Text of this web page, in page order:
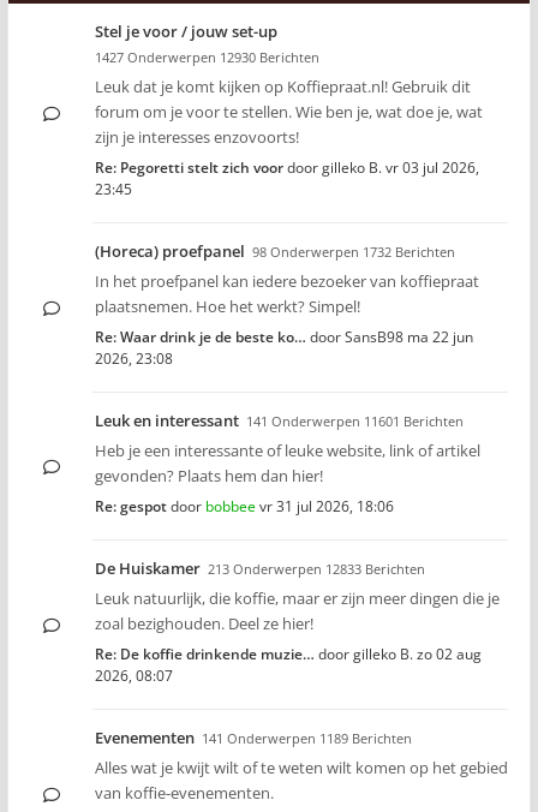
Stel je voor / jouw set-up
1427 Onderwerpen 12930 Berichten
Leuk dat je komt kijken op Koffiepraat.nl! Gebruik dit
forum om je voor te stellen. Wie ben je, wat doe je, wat
zijn je interesses enzovoorts!
Re: Pegoretti stelt zich voordoorgilleko B.vr 03 jul 2026,
23:45
(Horeca) proefpanel 98 Onderwerpen 1732 Berichten
In het proefpanel kan iedere bezoeker van koffiepraat
plaatsnemen. Hoe het werkt? Simpel!
Re: Waar drink je de beste ko… doorSansB98 ma 22 jun
2026, 23:08
Leuk en interessant 141 Onderwerpen 11601 Berichten
Heb je een interessante of leuke website, link of artikel
gevonden? Plaats hem dan hier!
Re: gespotdoor bobbeevr 31 jul 2026, 18:06
De Huiskamer 213 Onderwerpen 12833 Berichten
Leuk natuurlijk, die koffie, maar er zijn meer dingen die je
zoal bezighouden. Deel ze hier!
Re: De koffie drinkende muzie… doorgilleko B.zo 02 aug
2026, 08:07
Evenementen 141 Onderwerpen 1189 Berichten
Alles wat je kwijt wilt of te weten wilt komen op het gebied
van koffie-evenementen.